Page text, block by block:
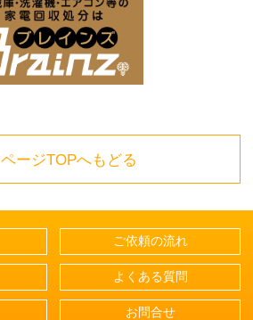
ページTOPへもどる
ご依頼の流れ
よくある質問
お問合せ